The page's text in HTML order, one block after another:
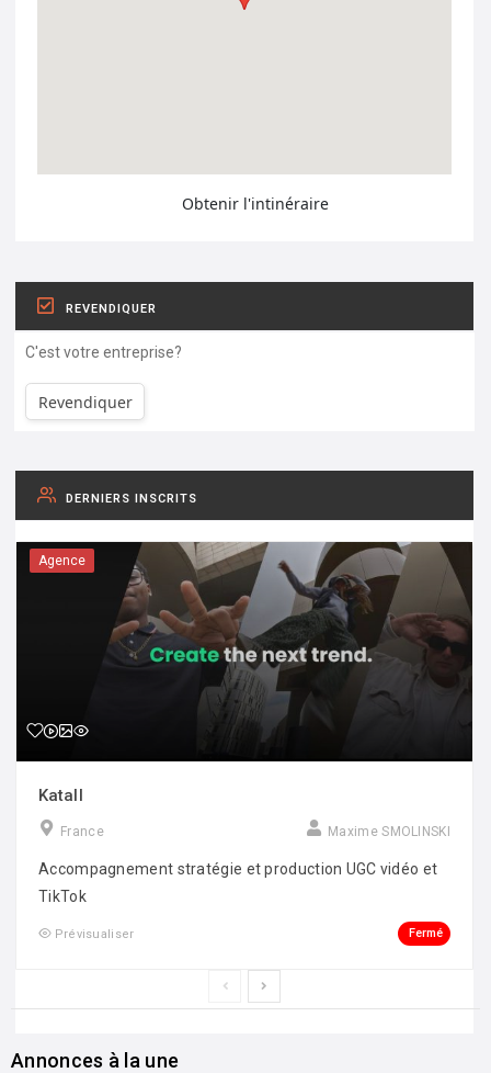
Obtenir l'intinéraire
REVENDIQUER
C'est votre entreprise?
Revendiquer
DERNIERS INSCRITS
Agence
Katall
France Maxime SMOLINSKI
Accompagnement stratégie et production UGC vidéo et
TikTok
Prévisualiser Fermé
Annonces à la une